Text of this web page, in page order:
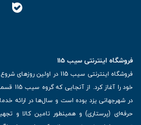
فروشگاه اینترنتی سیب 115
خود را
در شهرجهانی یزد بوده است و سال‌ها در ارائه
حرفه‌ای (پرستاری) و همینطور تامین کالا و